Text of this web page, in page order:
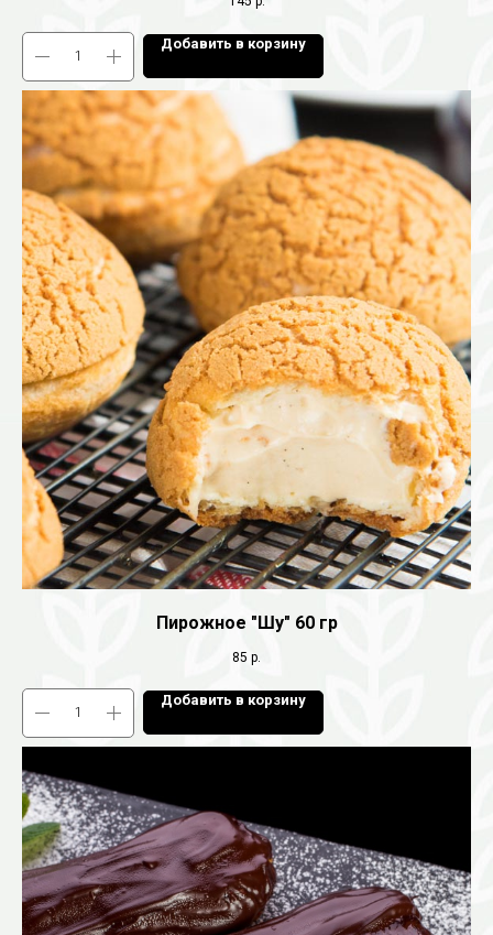
Добавить в корзину
Пирожное "Шу" 60 гр
85 р.
Добавить в корзину